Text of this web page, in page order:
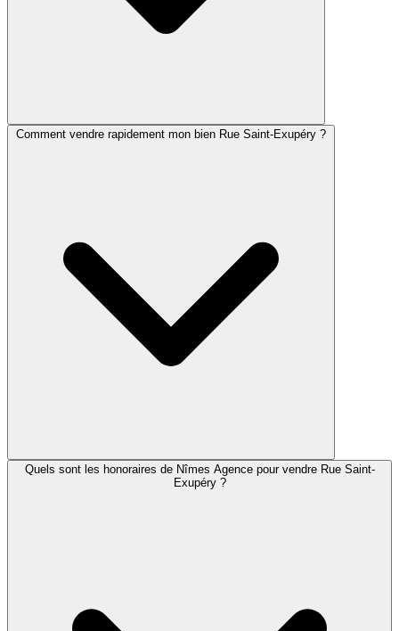
Comment vendre rapidement mon bien Rue Saint-Exupéry ?
Quels sont les honoraires de Nîmes Agence pour vendre Rue Saint-
Exupéry ?